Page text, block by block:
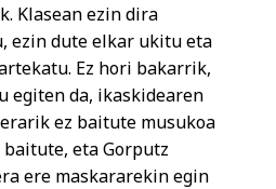
Klasean ezin dira
ezin dute elkar ukitu eta
Ez hori bakarrik,
egiten da, ikaskidearen
ez baitute musukoa
eta Gorputz
ere maskararekin egin